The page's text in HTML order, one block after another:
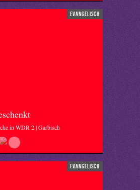
evangelisch
in WDR 2 | Garbisch
evangelisch